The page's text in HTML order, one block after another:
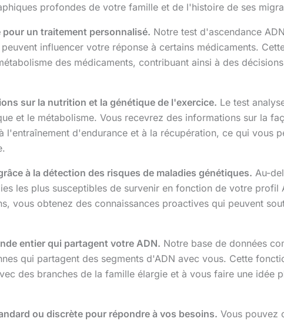
profondes de votre famille et de l'histoire de ses
un traitement personnalisé. Notre test d'ascendance
influencer votre réponse à certains médicaments.
des médicaments, contribuant ainsi à des
sur la nutrition et la génétique de l'exercice. Le test
et le métabolisme. Vous recevrez des informations sur la
d'endurance et à la récupération, ce qui vous
à la détection des risques de maladies génétiques. Au-
les plus susceptibles de survenir en fonction de votre profil
vous obtenez des connaissances proactives qui peuvent
entier qui partagent votre ADN. Notre base de données
qui partagent des segments d'ADN avec vous. Cette
des branches de la famille élargie et à vous faire une idée
ou discrète pour répondre à vos besoins. Vous pouvez